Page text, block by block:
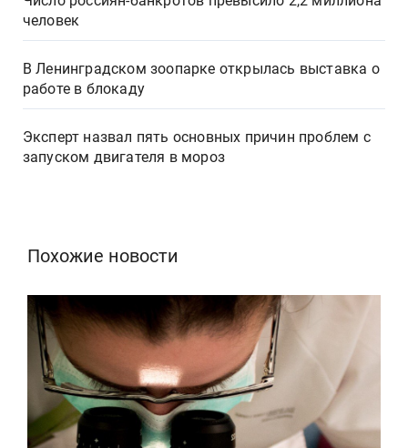
человек
В Ленинградском зоопарке открылась выставка о
работе в блокаду
Эксперт назвал пять основных причин проблем с
запуском двигателя в мороз
Похожие новости